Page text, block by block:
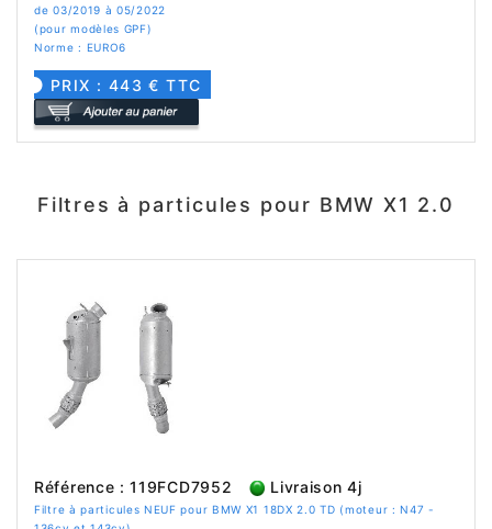
de 03/2019 à 05/2022
(pour modèles GPF)
Norme : EURO6
PRIX : 443 € TTC
Filtres à particules pour BMW X1 2.0
Référence : 119FCD7952 Livraison 4j
Filtre à particules NEUF pour BMW X1 18DX 2.0 TD (moteur : N47 -